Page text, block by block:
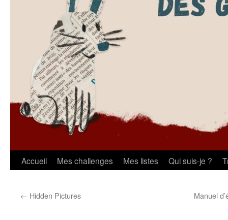
Aller
contenu
Accueil Mes challenges Mes listes Qui suis-je ?
← Hidden Pictures Manuel